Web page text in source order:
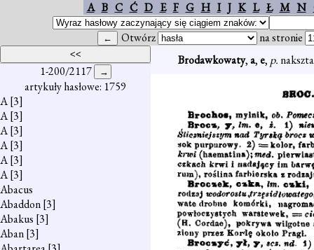
A B C Ć D E F G H I J K L Ł M N
Otwórz na stronie
1-200/2117
artykuły hasłowe: 1759
A[3]
A[3]
A[3]
A[3]
A[3]
A[3]
Abacus
Abaddon[3]
Abakus [3]
Aban[3]
Brodawkowaty,a,e, p.